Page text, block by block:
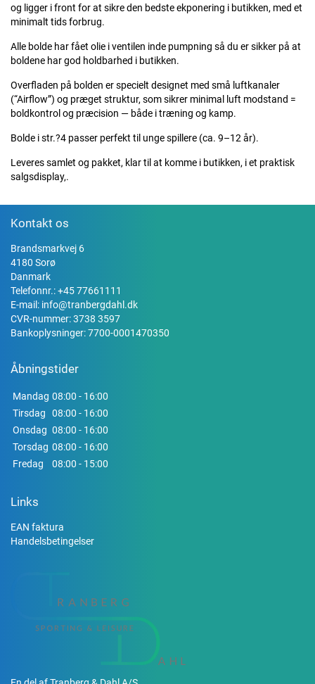
og ligger i front for at sikre den bedste ekponering i butikken, med et
minimalt tids forbrug.
Alle bolde har fået olie i ventilen inde pumpning så du er sikker på at
boldene har god holdbarhed i butikken.
Overfladen på bolden er specielt designet med små luftkanaler
(“Airflow”) og præget struktur, som sikrer minimal luft modstand =
boldkontrol og præcision — både i træning og kamp.
Bolde i str.?4 passer perfekt til unge spillere (ca. 9–12 år).
Leveres samlet og pakket, klar til at komme i butikken, i et praktisk
salgsdisplay,.
Kontakt os
Brandsmarkvej 6
4180 Sorø
Danmark
Telefonnr.:+45 77661111
E-mail: info@tranbergdahl.dk
CVR-nummer: 3738 3597
Bankoplysninger: 7700-0001470350
Åbningstider
Mandag 08:00 - 16:00
Tirsdag
08:00 - 16:00
Onsdag 08:00 - 16:00
Torsdag 08:00 - 16:00
Fredag
08:00 - 15:00
Links
EAN faktura
Handelsbetingelser